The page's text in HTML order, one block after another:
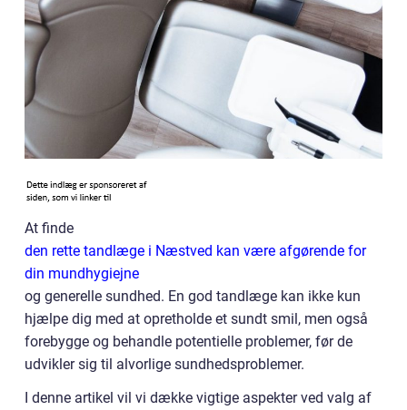
At finde
den rette tandlæge i Næstved kan være afgørende for
din mundhygiejne
og generelle sundhed. En god tandlæge kan ikke kun
hjælpe dig med at opretholde et sundt smil, men også
forebygge og behandle potentielle problemer, før de
udvikler sig til alvorlige sundhedsproblemer.
I denne artikel vil vi dække vigtige aspekter ved valg af